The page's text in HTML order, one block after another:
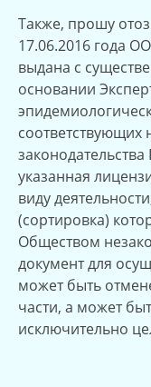
Также, прошу
17.06.2016 года
выдана с
основании
указанная
виду
(сортировка)
Обществом
документ для
может быть
части, а может
исключительно